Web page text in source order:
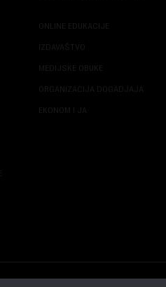
ONLINE EDUKACIJE
IZDAVAŠTVO
MEDIJSKE OBUKE
ORGANIZACIJA DOGADJAJA
EKONOM I JA